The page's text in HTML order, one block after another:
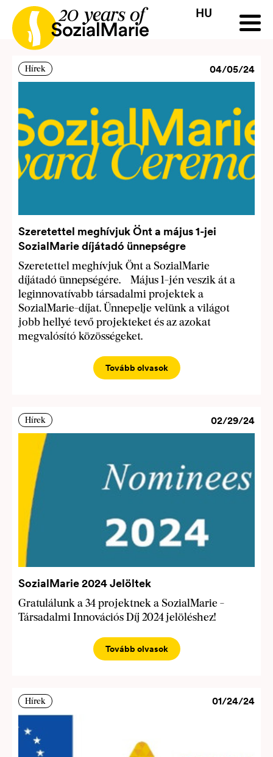
HU
HU SK SL
PályázatProjektekInsights Podcast
Hírek 04/05/24
Szeretettel meghívjuk Önt a május 1-jei
SozialMarie díjátadó ünnepségre
Szeretettel meghívjuk Önt a SozialMarie
díjátadó ünnepségére. Május 1-jén veszik át a
leginnovatívabb társadalmi projektek a
SozialMarie-díjat. Ünnepelje velünk a világot
jobb hellyé tevő projekteket és az azokat
megvalósító közösségeket.
Tovább olvasok
Hírek 02/29/24
SozialMarie 2024 Jelöltek
Gratulálunk a 34 projektnek a SozialMarie -
Társadalmi Innovációs Díj 2024 jelöléshez!
Tovább olvasok
Hírek 01/24/24